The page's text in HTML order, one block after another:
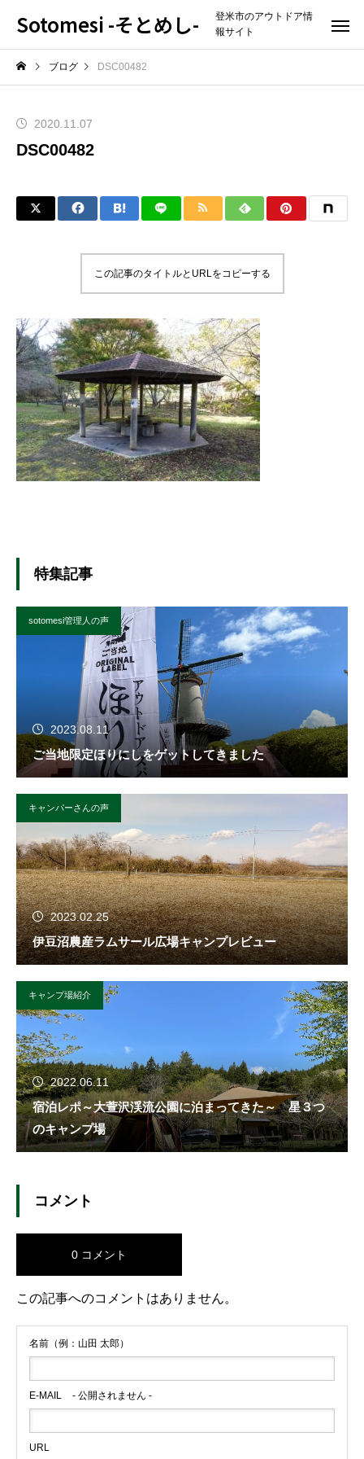
Sotomesi -そとめし-
登米市のアウトドア情
報サイト
ブログ DSC00482
2020.11.07
DSC00482
この記事のタイトルとURLをコピーする
特集記事
sotomesi管理人の声
2023.08.11
ご当地限定ほりにしをゲットしてきました
キャンパーさんの声
2023.02.25
伊豆沼農産ラムサール広場キャンプレビュー
キャンプ場紹介
2022.06.11
宿泊レポ～大萱沢渓流公園に泊まってきた～ 星３つ
のキャンプ場
コメント
0 コメント
この記事へのコメントはありません。
名前（例：山田 太郎）
E-MAIL - 公開されません -
URL